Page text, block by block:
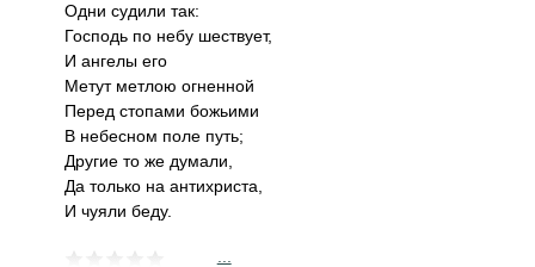
Одни судили так:
Господь по небу шествует,
И ангелы его
Метут метлою огненной
Перед стопами божьими
В небесном поле путь;
Другие то же думали,
Да только на антихриста,
И чуяли беду.